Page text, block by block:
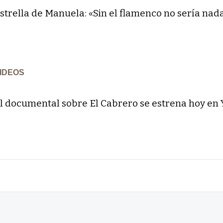
de Manuela: «Sin el flamenco no sería
documental sobre El Cabrero se estrena hoy en